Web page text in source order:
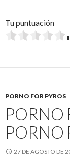
Tu puntuación
PORNO FOR PYROS
PORNO
PORNO
27 DE AGOSTO DE